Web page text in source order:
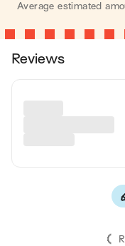
Average estimated
Energy
Values are based on
questions about your
Reviews